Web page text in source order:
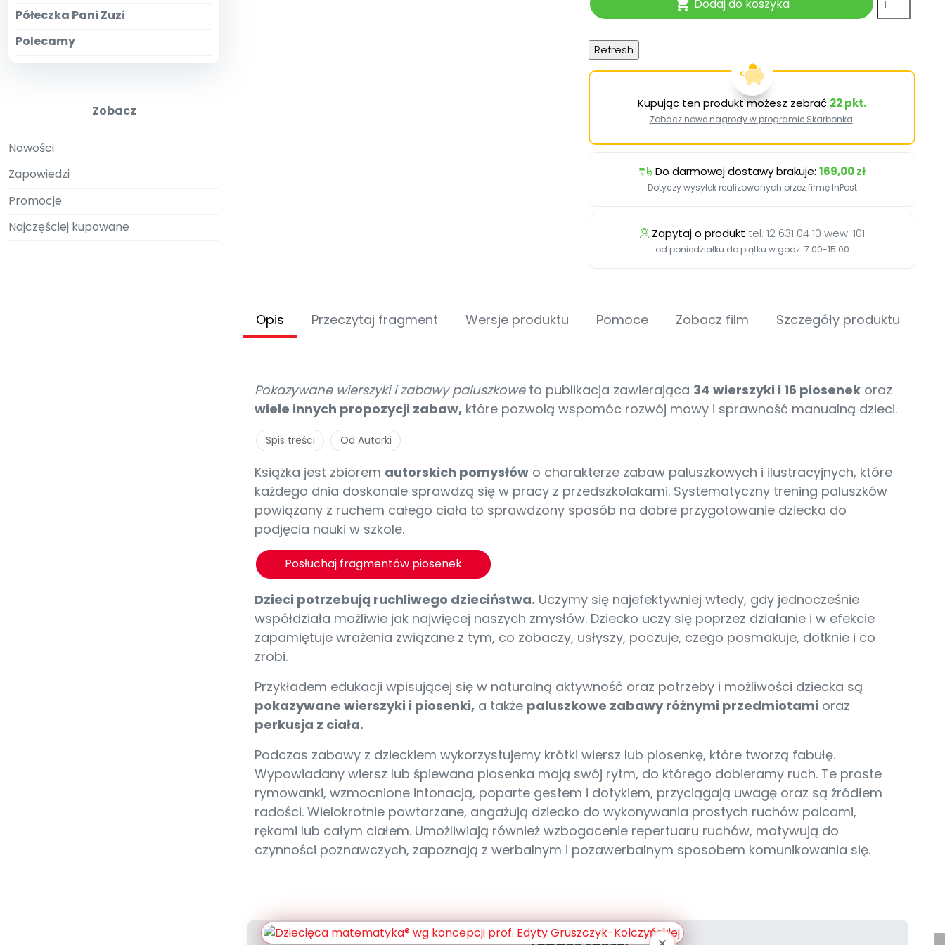
Półeczka Pani Zuzi
Polecamy
Zobacz
Nowości
Zapowiedzi
Promocje
Najczęściej kupowane
 Dodaj do koszyka
Kupując ten produkt możesz zebrać 22pkt.
Zobacz nowe nagrody w programie Skarbonka.
Do darmowej dostawy brakuje: 169,00 zł
Dotyczy wysyłek realizowanych przez firmę InPost
Zapytaj o produkt tel. 12 631 04 10 wew. 101
od poniedziałku do piątku w godz. 7.00-15.00
Opis Przeczytaj fragment Wersje produktu Pomoce Zobacz film Szczegóły produktu
Pokazywane wierszyki i zabawy paluszkoweto publikacja zawierająca 34 wierszyki i 16 piosenek oraz
wiele innych propozycji zabaw, które pozwolą wspomóc rozwój mowy i sprawność manualną dzieci.
Spis treści Od Autorki
Książka jest zbiorem autorskich pomysłów o charakterze zabaw paluszkowych i ilustracyjnych, które
każdego dnia doskonale sprawdzą się w pracy z przedszkolakami. Systematyczny trening paluszków
powiązany z ruchem całego ciała to sprawdzony sposób na dobre przygotowanie dziecka do
podjęcia nauki w szkole.
Posłuchaj fragmentów piosenek
Dzieci potrzebują ruchliwego dzieciństwa. Uczymy się najefektywniej wtedy, gdy jednocześnie
współdziała możliwie jak najwięcej naszych zmysłów. Dziecko uczy się poprzez działanie i w efekcie
zapamiętuje wrażenia związane z tym, co zobaczy, usłyszy, poczuje, czego posmakuje, dotknie i co
zrobi.
Przykładem edukacji wpisującej się w naturalną aktywność oraz potrzeby i możliwości dziecka są
pokazywane wierszyki i piosenki, a także paluszkowe zabawy różnymi przedmiotami oraz
perkusja z ciała.
Podczas zabawy z dzieckiem wykorzystujemy krótki wiersz lub piosenkę, które tworzą fabułę.
Wypowiadany wiersz lub śpiewana piosenka mają swój rytm, do którego dobieramy ruch. Te proste
rymowanki, wzmocnione intonacją, poparte gestem i dotykiem, przyciągają uwagę oraz są źródłem
radości. Wielokrotnie powtarzane, angażują dziecko do wykonywania prostych ruchów palcami,
rękami lub całym ciałem. Umożliwiają również wzbogacenie repertuaru ruchów, motywują do
czynności poznawczych, zapoznają z werbalnym i pozawerbalnym sposobem komunikowania się.